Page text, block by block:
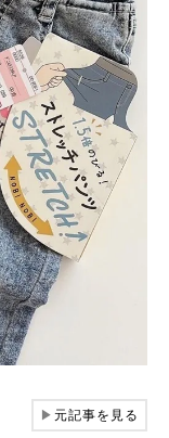
▶元記事を見る